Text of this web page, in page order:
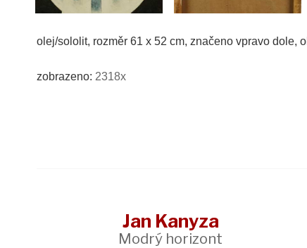
olej/sololit, rozměr 61 x 52 cm, značeno vpravo dole,
zobrazeno: 2318x
Jan Kanyza
Modrý horizont